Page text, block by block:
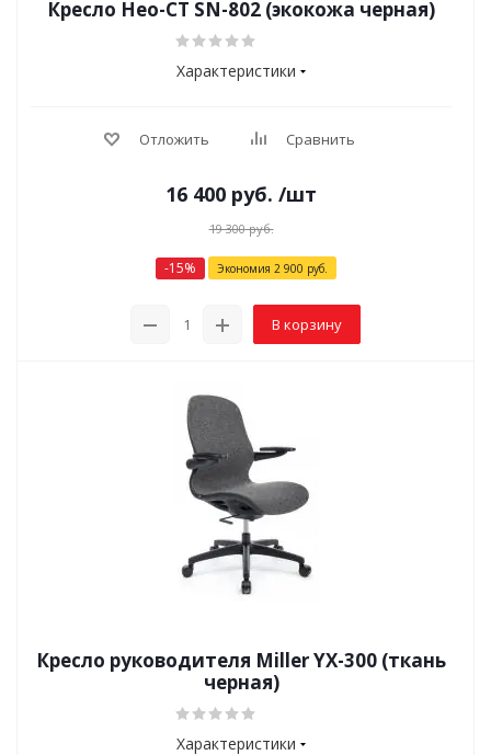
Кресло Нео-СТ SN-802 (экокожа черная)
Характеристики
Отложить Сравнить
16 400 руб. /шт
19 300руб.
-15% Экономия 2 900 руб.
В корзину
Кресло руководителя Miller YX-300 (ткань
черная)
Характеристики